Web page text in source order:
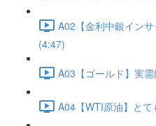
A02【金利中銀イン
(4:47)
A03【ゴールド】実
A04【WTI原油】と